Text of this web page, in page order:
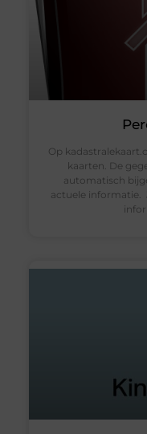
Op
kaarten. De
automatisch
actuele informatie.